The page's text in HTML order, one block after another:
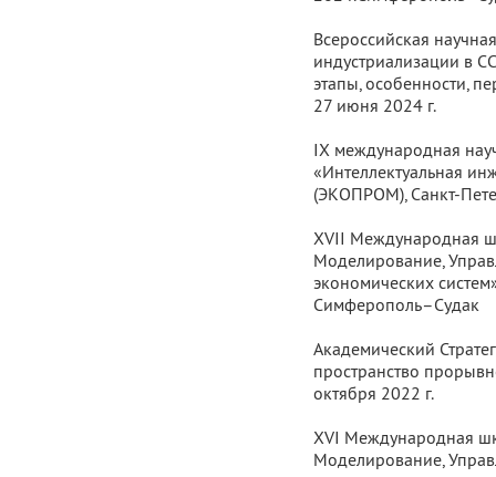
Всероссийская
индустриализации в
этапы, особенности,
27 июня 2024 г.
IX международная
«Интеллектуальная
(ЭКОПРОМ), Санкт-
XVII Международная
Моделирование,
экономических
Симферополь–Судак
Академический
пространство
октября 2022 г.
XVI Международная
Моделирование,